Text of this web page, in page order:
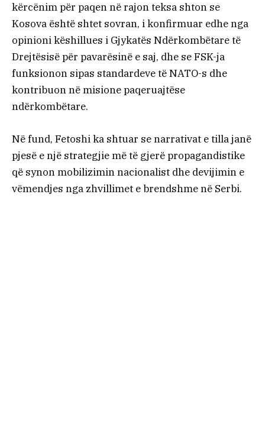
kërcënim për paqen në rajon teksa shton se
Kosova është shtet sovran, i konfirmuar edhe nga
opinioni këshillues i Gjykatës Ndërkombëtare të
Drejtësisë për pavarësinë e saj, dhe se FSK-ja
funksionon sipas standardeve të NATO-s dhe
kontribuon në misione paqeruajtëse
ndërkombëtare.
Në fund, Fetoshi ka shtuar se narrativat e tilla janë
pjesë e një strategjie më të gjerë propagandistike
që synon mobilizimin nacionalist dhe devijimin e
vëmendjes nga zhvillimet e brendshme në Serbi.